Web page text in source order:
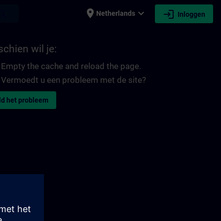
place Netherlands expand_more login Inloggen
wil je:
Empty the cache and reload the page.
Vermoedt u een probleem met de site?
het probleem